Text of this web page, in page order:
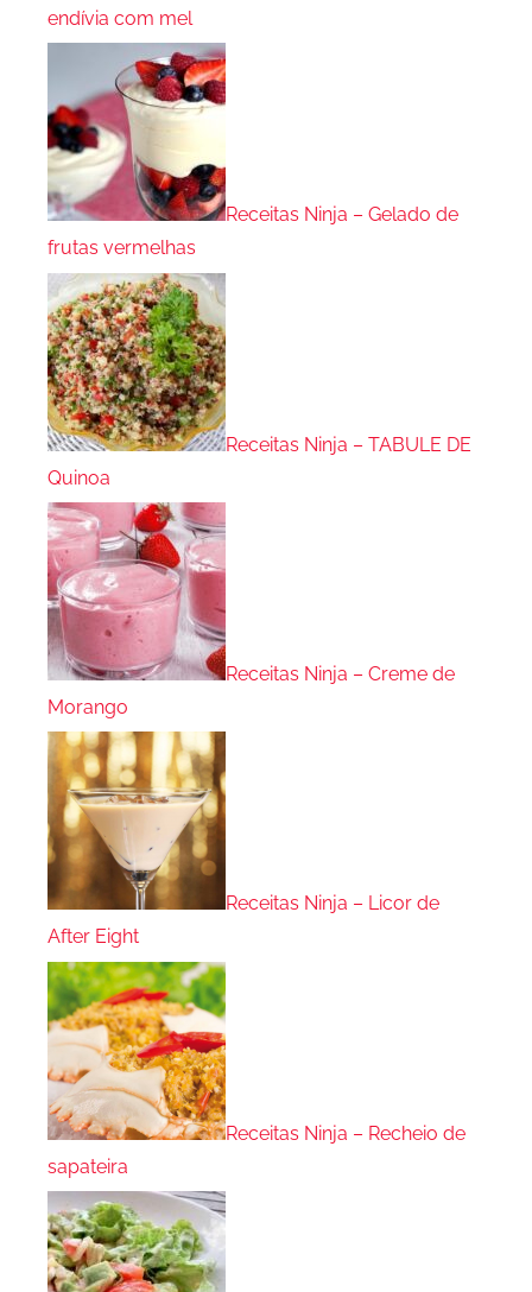
endívia com mel
Receitas Ninja – Gelado de
frutas vermelhas
Receitas Ninja – TABULE DE
Quinoa
Receitas Ninja – Creme de
Morango
Receitas Ninja – Licor de
After Eight
Receitas Ninja – Recheio de
sapateira